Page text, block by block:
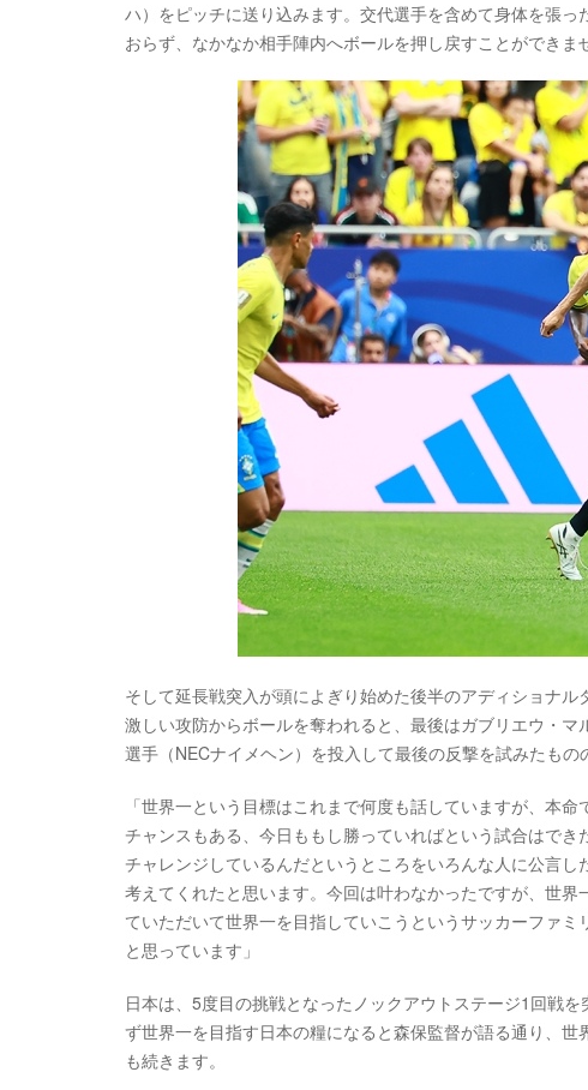
ハ）をピッチに送り込みます。交代選手を含めて身体を張
おらず、なかなか相手陣内へボールを押し戻すことができま
そして延長戦突入が頭によぎり始めた後半のアディショナ
激しい攻防からボールを奪われると、最後はガブリエウ・
選手（NECナイメヘン）を投入して最後の反撃を試みたもの
「世界一という目標はこれまで何度も話していますが、本
チャンスもある、今日ももし勝っていればという試合はで
チャレンジしているんだというところをいろんな人に公言
考えてくれたと思います。今回は叶わなかったですが、世
ていただいて世界一を目指していこうというサッカーファ
と思っています」
日本は、5度目の挑戦となったノックアウトステージ1回戦
ず世界一を目指す日本の糧になると森保監督が語る通り、
も続きます。